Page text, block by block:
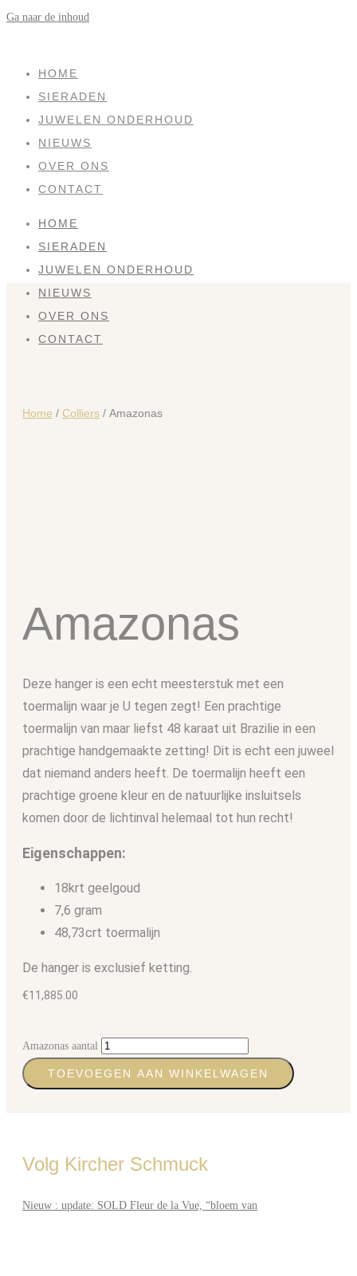
Ga naar de inhoud
HOME
SIERADEN
JUWELEN ONDERHOUD
NIEUWS
OVER ONS
CONTACT
HOME
SIERADEN
JUWELEN ONDERHOUD
NIEUWS
OVER ONS
CONTACT
Home / Colliers / Amazonas
Amazonas
Deze hanger is een echt meesterstuk met een
toermalijn waar je U tegen zegt! Een prachtige
toermalijn van maar liefst 48 karaat uit Brazilie in een
prachtige handgemaakte zetting! Dit is echt een juweel
dat niemand anders heeft. De toermalijn heeft een
prachtige groene kleur en de natuurlijke insluitsels
komen door de lichtinval helemaal tot hun recht!
Eigenschappen:
18krt geelgoud
7,6 gram
48,73crt toermalijn
De hanger is exclusief ketting.
€11,885.00
Amazonas aantal
TOEVOEGEN AAN WINKELWAGEN
Volg Kircher Schmuck
Nieuw : update: SOLD Fleur de la Vue, “bloem van